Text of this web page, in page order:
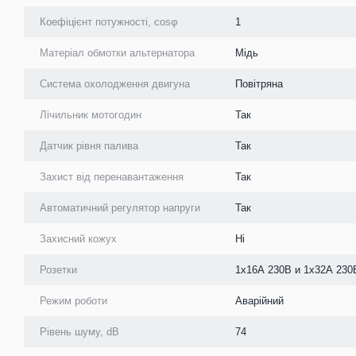
Коефіцієнт потужності, cosφ 1
Матеріал обмотки альтернатора Мідь
Система охолодження двигуна Повітряна
Лічильник мотогодин Так
Датчик рівня палива Так
Захист від перенавантаження Так
Автоматичний регулятор напруги Так
Захисний кожух Ні
Розетки 1х16А 230В и 1х32А
Режим роботи Аварійний
Рівень шуму, dB 74